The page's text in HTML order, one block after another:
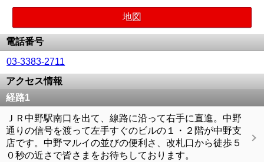
地図
電話番号
03-3383-2711
アクセス情報
経路1
ＪＲ中野駅南口を出て、線路に沿って右手に直進。中野
通りの信号を渡って左手すぐのビルの１・２階が中野支
店です。中野マルイの並びの便利さ、改札口から徒歩５
０秒の近さで皆さまをお待ちしております。